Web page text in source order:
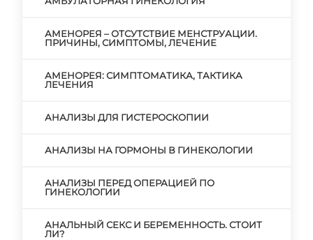
АМЕНОРЕЯ – ОТСУТСТВИЕ МЕНСТРУАЦИИ.
ПРИЧИНЫ, СИМПТОМЫ, ЛЕЧЕНИЕ
АМЕНОРЕЯ: СИМПТОМАТИКА, ТАКТИКА
ЛЕЧЕНИЯ
АНАЛИЗЫ ДЛЯ ГИСТЕРОСКОПИИ
АНАЛИЗЫ НА ГОРМОНЫ В ГИНЕКОЛОГИИ
АНАЛИЗЫ ПЕРЕД ОПЕРАЦИЕЙ ПО
ГИНЕКОЛОГИИ
АНАЛЬНЫЙ СЕКС И БЕРЕМЕННОСТЬ. СТОИТ
ЛИ?